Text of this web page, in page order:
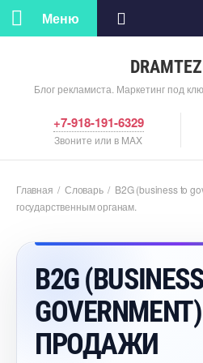
Блог рекламиста. Маркетинг под
Меню
+7-918-191-6329
Звоните или в MAX
Главная / Словарь/ B2G (business to
осударственным органам.
B2G
ПРОДАЖИ